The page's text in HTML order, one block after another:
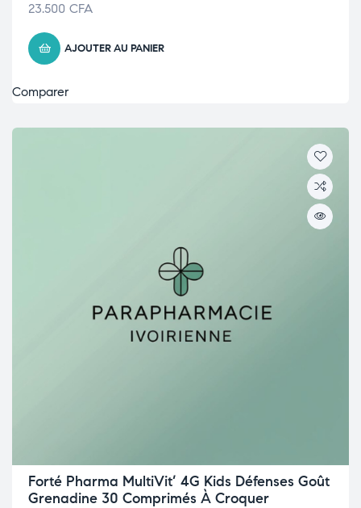
23.500 CFA
AJOUTER AU PANIER
Comparer
Forté Pharma MultiVit’ 4G Kids Défenses Goût
Grenadine 30 Comprimés À Croquer